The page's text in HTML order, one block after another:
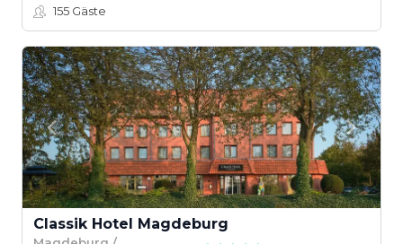
155 Gäste
Classik Hotel Magdeburg